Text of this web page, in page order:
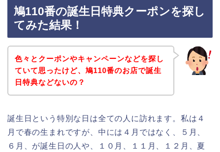
鳩110番の誕生日特典クーポンを探し
てみた結果！
色々とクーポンやキャンペーンなどを探し
ていて思ったけど、鳩110番のお店で誕生
日特典などないの？
誕生日という特別な日は全ての人に訪れます。私は４
月で春の生まれですが、中には４月ではなく、５月、
６月、が誕生日の人や、１０月、１１月、１２月、夏